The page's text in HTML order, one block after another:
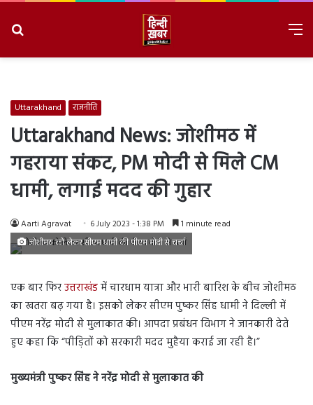
Uttarakhand राजनीति
Uttarakhand News: जोशीमठ में
गहराया संकट, PM मोदी से मिले CM
धामी, लगाई मदद की गुहार
Aarti Agravat 6 July 2023 - 1:38 PM 1 minute read
जोशीमठ को लेकर सीएम धामी की पीएम मोदी से चर्चा
एक बार फिरउत्तराखंडमें चारधाम यात्रा और भारी बारिश के बीच जोशीमठ
का खतरा बढ़ गया है। इसको लेकर सीएम पुष्कर सिंह धामी ने दिल्ली में
पीएम नरेंद्र मोदी से मुलाकात की। आपदा प्रबंधन विभाग ने जानकारी देते
हुए कहा कि “पीड़ितों को सरकारी मदद मुहैया कराई जा रही है।”
मुख्यमंत्री पुष्कर सिंह ने नरेंद्र मोदी से मुलाकात की